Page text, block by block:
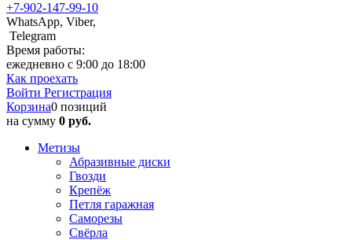
+7-902-147-99-10
WhatsApp, Viber,
Telegram
Время работы:
ежедневно с 9:00 до 18:00
Как проехать
Войти Регистрация
Корзина0 позиций
на сумму 0 руб.
Метизы
Абразивные диски
Гвозди
Крепёж
Петля гаражная
Саморезы
Свёрла